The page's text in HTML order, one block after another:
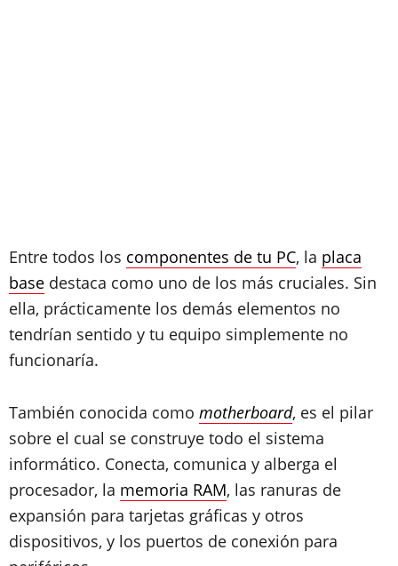
Entre todos los componentes de tu PC, la placa
base destaca como uno de los más cruciales. Sin
ella, prácticamente los demás elementos no
tendrían sentido y tu equipo simplemente no
funcionaría.
También conocida como motherboard, es el pilar
sobre el cual se construye todo el sistema
informático. Conecta, comunica y alberga el
procesador, la memoria RAM, las ranuras de
expansión para tarjetas gráficas y otros
dispositivos, y los puertos de conexión para